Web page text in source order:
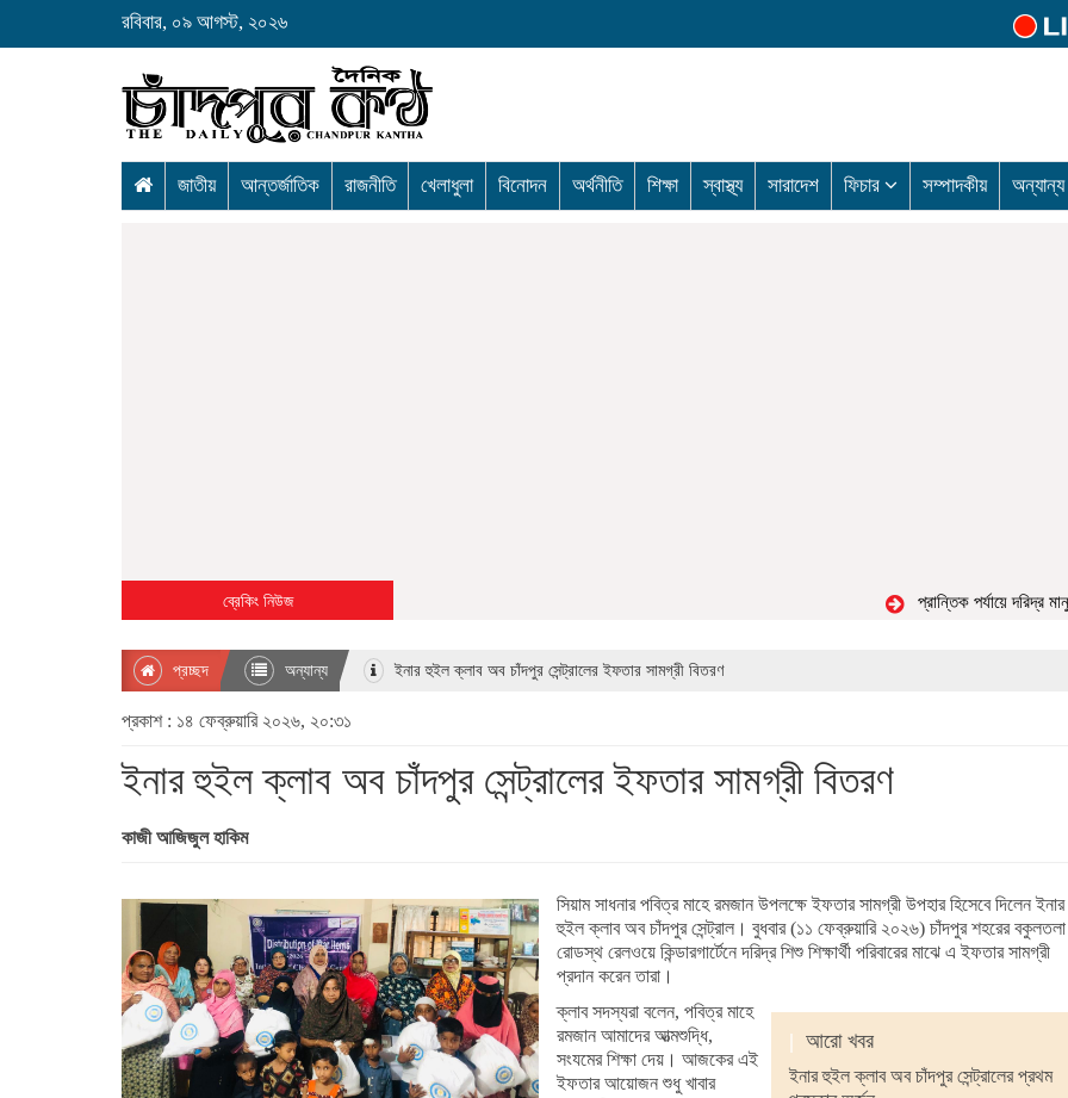
রবিবার, ০৯ আগস্ট, ২০২৬
জাতীয় আন্তর্জাতিক রাজনীতি খেলাধুলা বিনোদন অর্থনীতি শিক্ষা স্বাস্থ্য সারাদেশ ফিচার সম্পাদকীয় অন্যান্য
ব্রেকিং নিউজ প্রান্তিক পর্যায়ে দরিদ্র
প্রচ্ছদ অন্যান্য ইনার হুইল ক্লাব অব চাঁদপুর সেন্ট্রালের ইফতার সামগ্রী বিতরণ
প্রকাশ : ১৪ ফেব্রুয়ারি ২০২৬, ২০:৩১
ইনার হুইল ক্লাব অব চাঁদপুর সেন্ট্রালের ইফতার সামগ্রী বিতরণ
কাজী আজিজুল হাকিম
সিয়াম সাধনার পবিত্র মাহে রমজান উপলক্ষে ইফতার সামগ্রী উপহার হিসেবে দিলেন ইনার
হুইল ক্লাব অব চাঁদপুর সেন্ট্রাল। বুধবার (১১ ফেব্রুয়ারি ২০২৬) চাঁদপুর শহরের বকুলতলা
রোডস্থ রেলওয়ে কিন্ডারগার্টেনে দরিদ্র শিশু শিক্ষার্থী পরিবারের মাঝে এ ইফতার সামগ্রী
প্রদান করেন তারা।
| আরো খবর
ইনার হুইল ক্লাব অব চাঁদপুর সেন্ট্রালের প্রথম
ক্লাব সদস্যরা বলেন, পবিত্র মাহে
রমজান আমাদের আত্মশুদ্ধি,
সংযমের শিক্ষা দেয়। আজকের এই
ইফতার আয়োজন শুধু খাবার